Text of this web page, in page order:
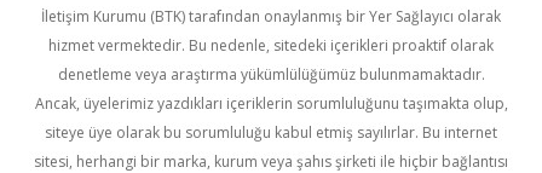
İletişim Kurumu (BTK) tarafından onaylanmış bir Yer Sağlayıcı olarak
hizmet vermektedir. Bu nedenle, sitedeki içerikleri proaktif olarak
denetleme veya araştırma yükümlülüğümüz bulunmamaktadır.
Ancak, üyelerimiz yazdıkları içeriklerin sorumluluğunu taşımakta olup,
siteye üye olarak bu sorumluluğu kabul etmiş sayılırlar. Bu internet
sitesi, herhangi bir marka, kurum veya şahıs şirketi ile hiçbir bağlantısı